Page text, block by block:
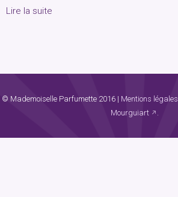
Lire la suite
© Mademoiselle Parfumette 2016 | Mentions légales
Mourguiart
.